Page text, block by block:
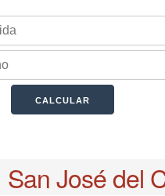
San José del